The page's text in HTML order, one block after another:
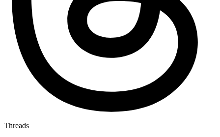
Threads